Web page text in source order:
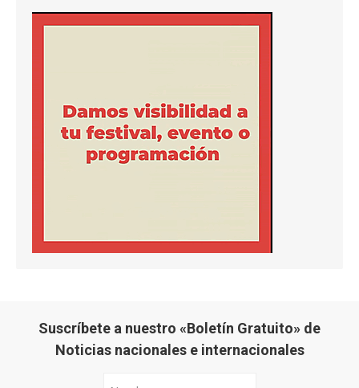
Suscríbete a nuestro «Boletín Gratuito» de
Noticias nacionales e internacionales